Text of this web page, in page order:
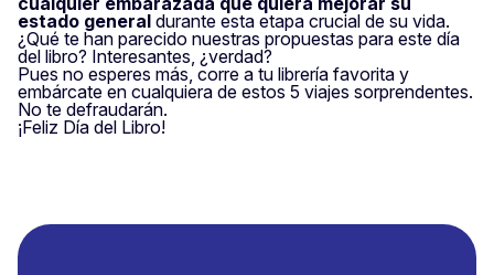
estado general durante esta etapa crucial de su vida.
¿Qué te han parecido nuestras propuestas para este día
del libro? Interesantes, ¿verdad?
Pues no esperes más, corre a tu librería favorita y
embárcate en cualquiera de estos 5 viajes sorprendentes.
No te defraudarán.
¡Feliz Día del Libro!